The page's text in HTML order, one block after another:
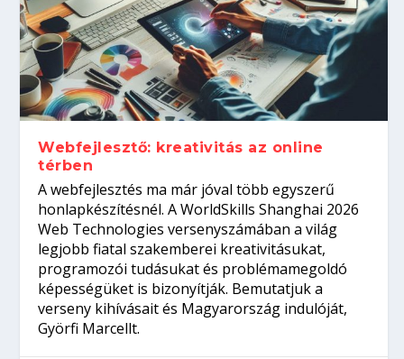
Hogyan készíts ATS-barát önéletrajzot?
Így növelheted az esélyedet az
állásinterjúra...
Kitalálod, mire használják ezeket a
gépeket?
Nem sikerült az egyetemi felvételi?
Tanulj szakmát!
Szoftverfejlesztő: verseny kódban –
amikor néhány sor program dönti el a
világversenyt...
Webfejlesztő: kreativitás az online
térben
A webfejlesztés ma már jóval több egyszerű
honlapkészítésnél. A WorldSkills Shanghai 2026
Web Technologies versenyszámában a világ
legjobb fiatal szakemberei kreativitásukat,
programozói tudásukat és problémamegoldó
képességüket is bizonyítják. Bemutatjuk a
verseny kihívásait és Magyarország indulóját,
Györfi Marcellt.